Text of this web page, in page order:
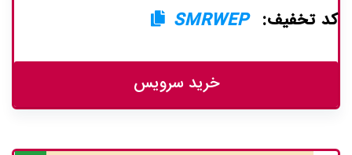
کد تخفیف: SMRWEP
خرید سرویس